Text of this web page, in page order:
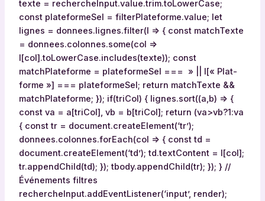
texte = rechercheInput.value.trim.toLowerCase;
const plateformeSel = filterPlateforme.value; let
lignes = donnees.lignes.filter(l => { const matchTexte
= donnees.colonnes.some(col =>
l[col].toLowerCase.includes(texte)); const
matchPlateforme = plateformeSel === » || l[« Plat-
forme »] === plateformeSel; return matchTexte &&
matchPlateforme; }); if(triCol) { lignes.sort((a,b) => {
const va = a[triCol], vb = b[triCol]; return (va>vb?1:va
{ const tr = document.createElement(‘tr’);
donnees.colonnes.forEach(col => { const td =
document.createElement(‘td’); td.textContent = l[col];
tr.appendChild(td); }); tbody.appendChild(tr); }); } //
Événements filtres
rechercheInput.addEventListener(‘input’, render);